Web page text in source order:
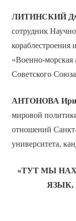
ЛИТИНСКИЙ
сотрудник
«Военно-
Советского
АНТОНОВА
мировой
отношений Санкт-
университета,
«ТУТ МЫ
ЯЗЫК,